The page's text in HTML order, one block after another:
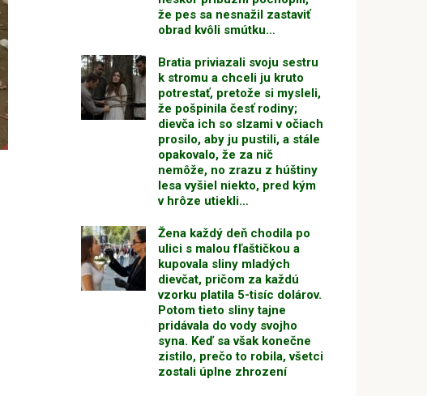
že pes sa nesnažil zastaviť
obrad kvôli smútku…
Bratia priviazali svoju sestru
k stromu a chceli ju kruto
potrestať, pretože si mysleli,
že pošpinila česť rodiny;
dievča ich so slzami v očiach
prosilo, aby ju pustili, a stále
opakovalo, že za nič
nemôže, no zrazu z húštiny
lesa vyšiel niekto, pred kým
v hrôze utiekli…
Žena každý deň chodila po
ulici s malou fľaštičkou a
kupovala sliny mladých
dievčat, pričom za každú
vzorku platila 5-tisíc dolárov.
Potom tieto sliny tajne
pridávala do vody svojho
syna. Keď sa však konečne
zistilo, prečo to robila, všetci
zostali úplne zhrození